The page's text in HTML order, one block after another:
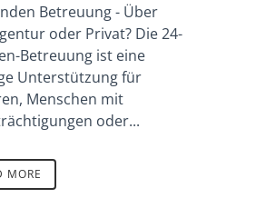
Betreuung - Über
oder Privat? Die 24-
Betreuung ist eine
Unterstützung für
Menschen mit
oder...
MORE